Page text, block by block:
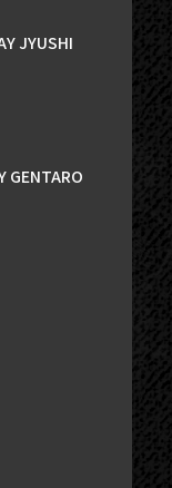
MAIL
JYUSHI
GENTARO